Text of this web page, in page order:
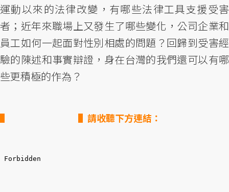
運動以來的法律改變，有哪些法律工具支援受害
者；近年來職場上又發生了哪些變化，公司企業和
員工如何一起面對性別相處的問題？回歸到受害經
驗的陳述和事實辯證，身在台灣的我們還可以有哪
些更積極的作為？
▌請收聽下方連結：